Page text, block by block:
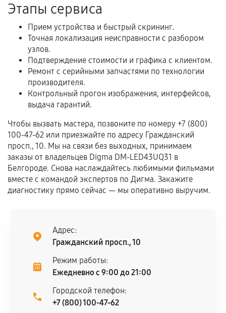
Самостоятельный ремонт или вмешательство
третьих лиц.
Естественный износ деталей, если иное не
предусмотрено отдельно.
Обращение после окончания гарантийного
срока.
Программные сбои, если это не указано в
Если комплектующие куплены
самостоятельно
Гарантия на выполненные работы может
Предоставленные детали подходят по
техническим параметрам и не имеют внешних
Установка была выполнена нашим сервисным
При этом гарантия на сами комплектующие
остается на стороне производителя или
Этапы сервиса
Прием устройства и быстрый скрининг.
Точная локализация неисправности с разбором
узлов.
Подтверждение стоимости и графика с клиентом.
Ремонт с серийными запчастями по технологии
производителя.
Контрольный прогон изображения, интерфейсов,
выдача гарантий.
Чтобы вызвать мастера, позвоните по номеру +7 (800)
100-47-62 или приезжайте по адресу Гражданский
просп., 10. Мы на связи без выходных, принимаем
заказы от владельцев Digma DM-LED43UQ31 в
Белгороде. Снова наслаждайтесь любимыми фильмами
вместе с командой экспертов по Дигма. Закажите
диагностику прямо сейчас — мы оперативно выручим.
Адрес:
Гражданский просп., 10
Режим работы:
Ежедневно с 9:00 до 21:00
Городской телефон:
+7 (800) 100-47-62